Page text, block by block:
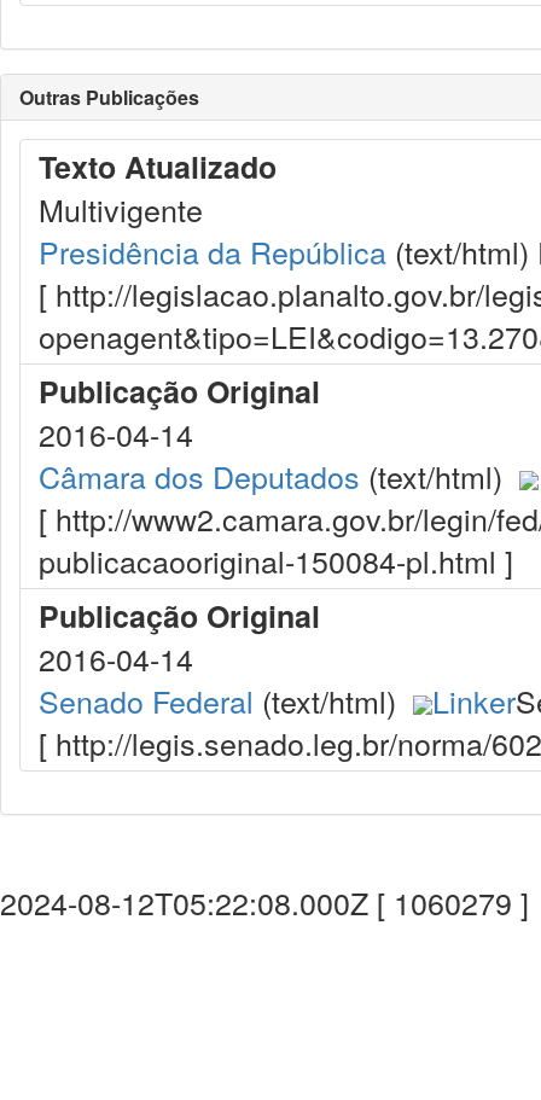
Outras Publicações
Texto Atualizado
Multivigente
Presidência da República (text/html)
[ http://legislacao.planalto.gov.br/
Publicação Original
2016-04-14
Câmara dos Deputados (text/html)
[ http://www2.camara.gov.br/legin/
publicacaooriginal-150084-pl.html ]
Publicação Original
2016-04-14
Senado Federal (text/html) Linker
[ http://legis.senado.leg.br/norma/
2024-08-12T05:22:08.000Z [ 1060279 ]